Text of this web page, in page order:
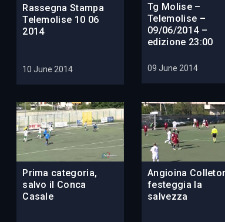
Rassegna Stampa
Telemolise 10 06
2014
10 June 2014
Tg Molise –
Telemolise –
09/06/2014 –
edizione 23:00
09 June 2014
Prima categoria,
salvo il Conca
Casale
Angioina
festeggia la
salvezza